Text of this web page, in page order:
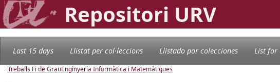
Repositori URV
Last 15 days Llistat per col·leccions Llistado por colecciones List for
Treballs Fi de GrauEnginyeria Informàtica i Matemàtiques